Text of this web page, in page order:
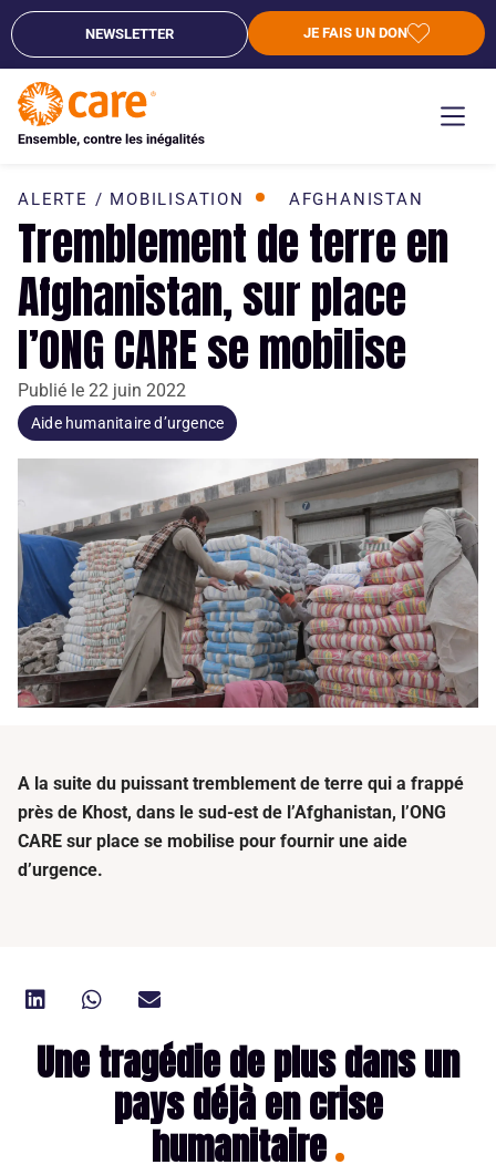
NEWSLETTER JE FAIS UN DON
ALERTE / MOBILISATION AFGHANISTAN
Tremblement de terre en
Afghanistan, sur place
l’ONG CARE se mobilise
Publié le 22 juin 2022
Aide humanitaire d’urgence
A la suite du puissant tremblement de terre qui a frappé
près de Khost, dans le sud-est de l’Afghanistan, l’ONG
CARE sur place se mobilise pour fournir une aide
d’urgence.
Une tragédie de plus dans un
pays déjà en crise
humanitaire